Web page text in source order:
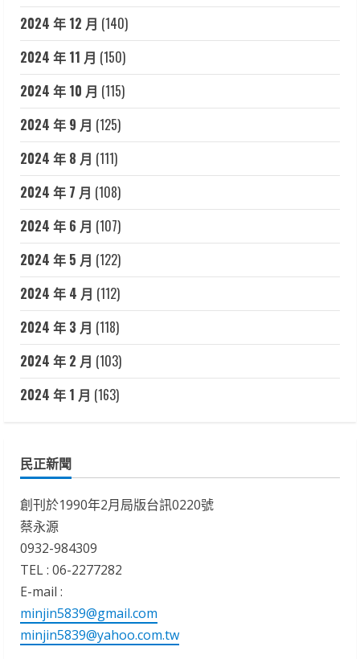
2024 年 12 月 (140)
2024 年 11 月 (150)
2024 年 10 月 (115)
2024 年 9 月 (125)
2024 年 8 月 (111)
2024 年 7 月 (108)
2024 年 6 月 (107)
2024 年 5 月 (122)
2024 年 4 月 (112)
2024 年 3 月 (118)
2024 年 2 月 (103)
2024 年 1 月 (163)
民正新聞
創刊於1990年2月局版台訊0220號
蔡永源
0932-984309
TEL : 06-2277282
E-mail :
minjin5839@gmail.com
minjin5839@yahoo.com.tw